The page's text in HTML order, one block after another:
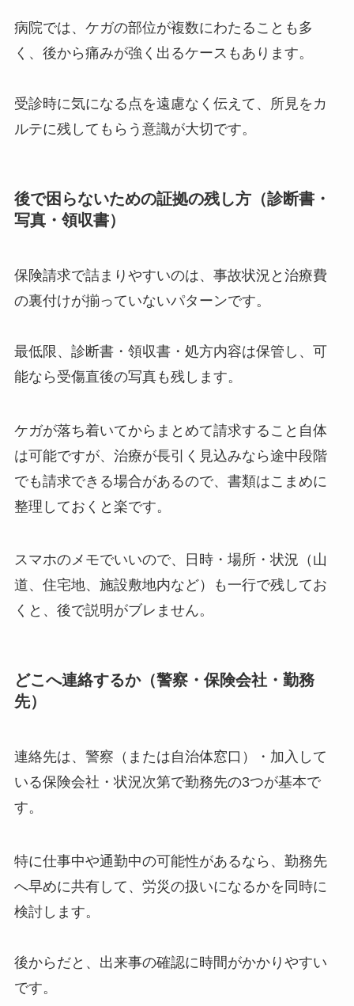
病院では、ケガの部位が複数にわたることも多
く、後から痛みが強く出るケースもあります。
受診時に気になる点を遠慮なく伝えて、所見をカ
ルテに残してもらう意識が大切です。
後で困らないための証拠の残し方（診断書・
写真・領収書）
保険請求で詰まりやすいのは、事故状況と治療費
の裏付けが揃っていないパターンです。
最低限、診断書・領収書・処方内容は保管し、可
能なら受傷直後の写真も残します。
ケガが落ち着いてからまとめて請求すること自体
は可能ですが、治療が長引く見込みなら途中段階
でも請求できる場合があるので、書類はこまめに
整理しておくと楽です。
スマホのメモでいいので、日時・場所・状況（山
道、住宅地、施設敷地内など）も一行で残してお
くと、後で説明がブレません。
どこへ連絡するか（警察・保険会社・勤務
先）
連絡先は、警察（または自治体窓口）・加入して
いる保険会社・状況次第で勤務先の3つが基本で
す。
特に仕事中や通勤中の可能性があるなら、勤務先
へ早めに共有して、労災の扱いになるかを同時に
検討します。
後からだと、出来事の確認に時間がかかりやすい
です。